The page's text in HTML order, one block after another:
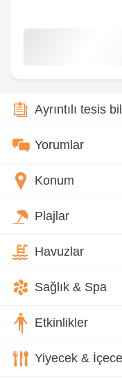
Ayrıntılı tesis
Yorumlar
Konum
Plajlar
Havuzlar
Sağlık & Spa
Etkinlikler
Yiyecek &